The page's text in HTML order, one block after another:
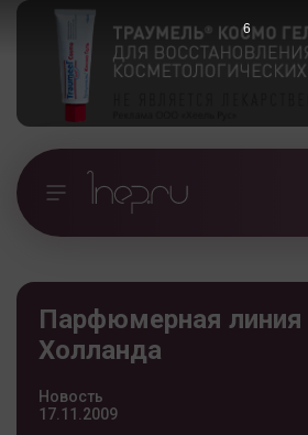
Парфюмерная линия
Холланда
Новость
17.11.2009
5